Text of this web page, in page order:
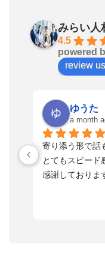
みらい人
4.5
powered
review
ゆうた
a month
寄り添う形で話
とてもスピード
感謝しておりま